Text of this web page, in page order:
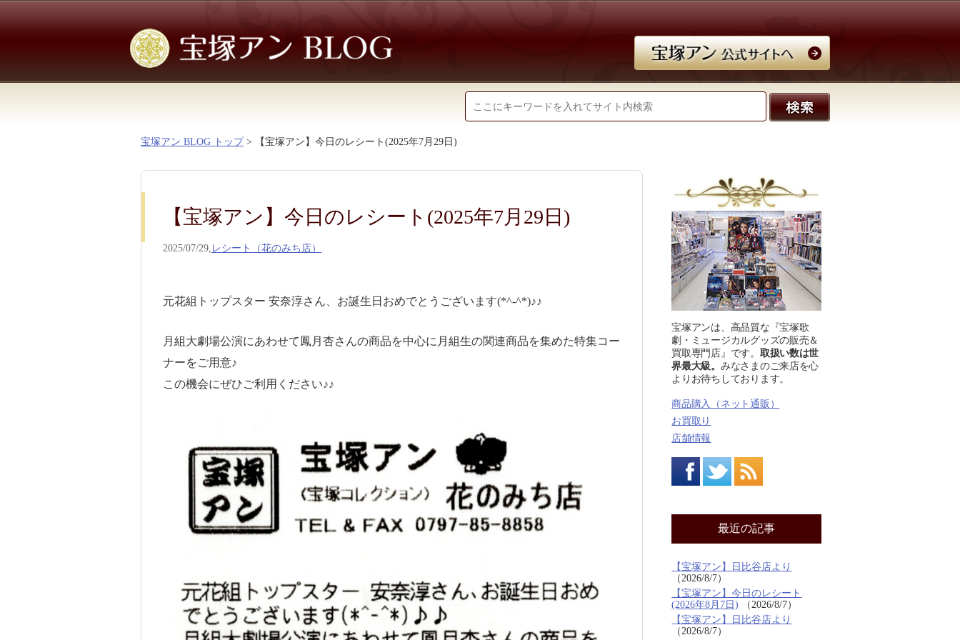
宝塚アン BLOG トップ > 【宝塚アン】今日のレシート(2025年7月29日)
【宝塚アン】今日のレシート(2025年7月29日)
2025/07/29, レシート（花のみち店）
元花組トップスター 安奈淳さん、お誕生日おめでとうございます(*^-^*)♪♪
月組大劇場公演にあわせて鳳月杏さんの商品を中心に月組生の関連商品を集めた特集コー
ナーをご用意♪
この機会にぜひご利用ください♪♪
宝塚アンは、高品質な『宝塚歌
劇・ミュージカルグッズの販売＆
買取専門店』です。 取扱い数は世
界最大級。 みなさまのご来店を心
よりお待ちしております。
商品購入（ネット通販）
お買取り
店舗情報
最近の記事
【宝塚アン】日比谷店より
2026/8/7
【宝塚アン】今日のレシート
(2026年8月7日)
2026/8/7
【宝塚アン】日比谷店より
2026/8/7